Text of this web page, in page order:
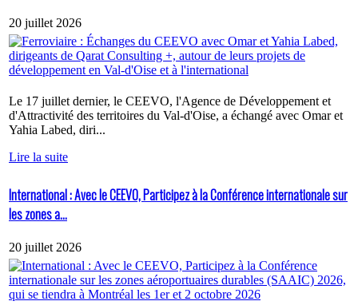
20 juillet 2026
Le 17 juillet dernier, le CEEVO, l'Agence de Développement et
d'Attractivité des territoires du Val-d'Oise, a échangé avec Omar et
Yahia Labed, diri...
Lire la suite
International : Avec le CEEVO, Participez à la Conférence internationale sur
les zones a...
20 juillet 2026